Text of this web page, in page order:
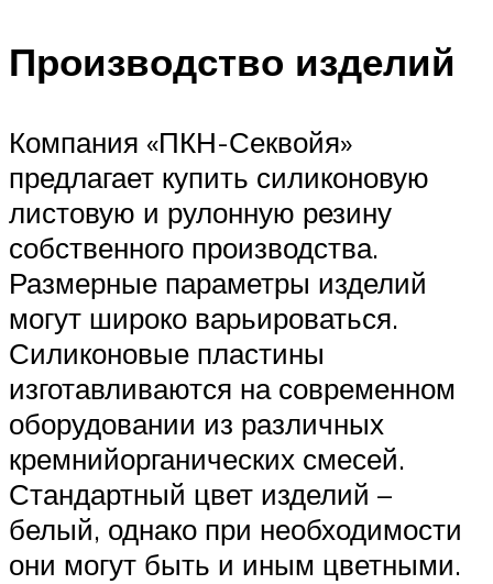
Производство изделий
Компания «ПКН-Секвойя»
предлагает купить силиконовую
листовую и рулонную резину
собственного производства.
Размерные параметры изделий
могут широко варьироваться.
Силиконовые пластины
изготавливаются на современном
оборудовании из различных
кремнийорганических смесей.
Стандартный цвет изделий –
белый, однако при необходимости
они могут быть и иным цветными.